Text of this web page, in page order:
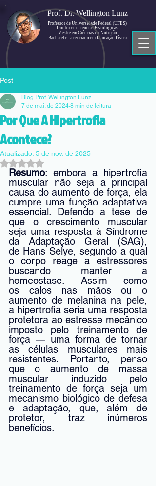
Prof. Dr. Wellington Lunz
Professor de Universidade Federal (UFES)
Doutor em Ciências Fisiológicas
Mestre em Ciências da Nutrição
Bacharel e Licenciado em Educação Física
Post
Por Que A Hipertrofia
Acontece?
Blog Prof. Wellington Lunz
7 de mai. de 2024 8 min de leitura
Atualizado: 5 de nov. de 2025
Avaliado com NaN de 5 estrelas.
Resumo: embora a hipertrofia
muscular não seja a principal
causa do aumento de força, ela
cumpre uma função adaptativa
essencial. Defendo a tese de
que o crescimento muscular
seja uma resposta à Síndrome
da Adaptação Geral (SAG),
de Hans Selye, segundo a qual
o corpo reage a estressores
buscando manter a
homeostase. Assim como
os calos nas mãos ou o
aumento de melanina na pele,
a hipertrofia seria uma resposta
protetora ao estresse mecânico
imposto pelo treinamento de
força — uma forma de tornar
as células musculares mais
resistentes. Portanto, penso
que o aumento de massa
muscular induzido pelo
treinamento de força seja um
mecanismo biológico de defesa
e adaptação, que, além de
protetor, traz inúmeros
benefícios.